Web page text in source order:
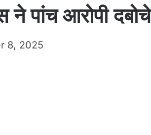
ने पांच आरोपी दबोचे
8, 2025